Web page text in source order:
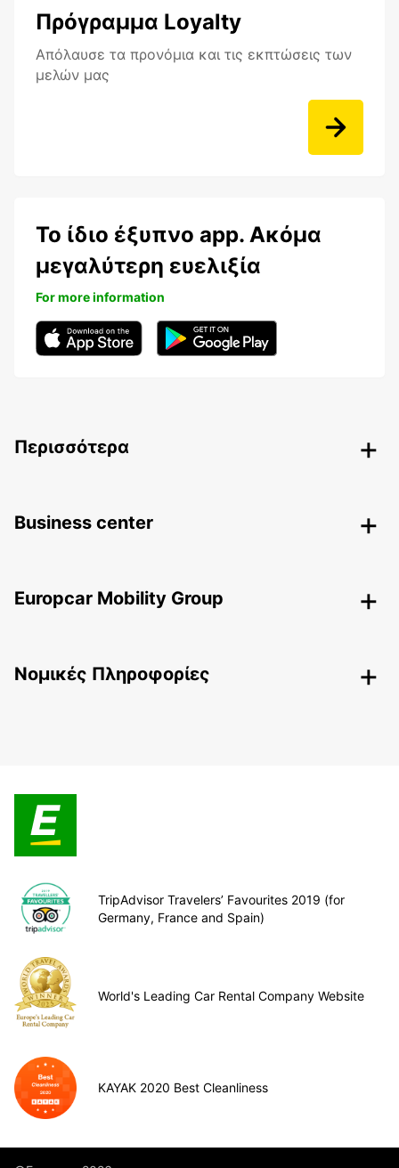
Πρόγραμμα Loyalty
Aπόλαυσε τα προνόμια και τις εκπτώσεις των
μελών μας
Το ίδιο έξυπνο app. Ακόμα
μεγαλύτερη ευελιξία
For more information
Περισσότερα
Business center
Europcar Mobility Group
Nομικές Πληροφορίες
TripAdvisor Travelers’ Favourites 2019 (for
Germany, France and Spain)
World's Leading Car Rental Company Website
KAYAK 2020 Best Cleanliness